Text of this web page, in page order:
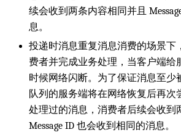
续会收到两条内容相同并且
息。
投递时消息重复消息消费的场景下
费者并完成业务处理，当客户端给
时候网络闪断。为了保证消息至少
队列的服务端将在网络恢复后再次
处理过的消息，消费者后续会收到
Message ID 也会收到相同的消息。